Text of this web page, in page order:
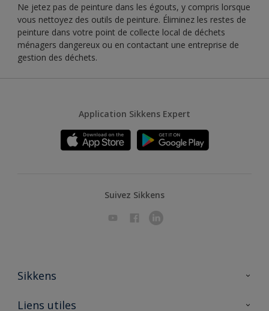
Ne jetez pas de peinture dans les égouts, y compris lorsque
vous nettoyez des outils de peinture. Éliminez les restes de
peinture dans votre point de collecte local de déchets
ménagers dangereux ou en contactant une entreprise de
gestion des déchets.
Application Sikkens Expert
Suivez Sikkens
Sikkens
A propos de Sikkens
Liens utiles